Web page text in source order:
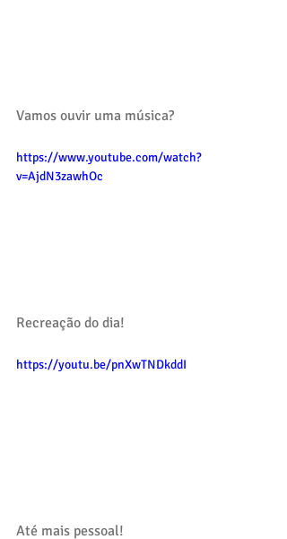
Vamos ouvir uma música?
https://www.youtube.com/watch?
v=AjdN3zawhOc
Recreação do dia!
https://youtu.be/pnXwTNDkddI
Até mais pessoal!